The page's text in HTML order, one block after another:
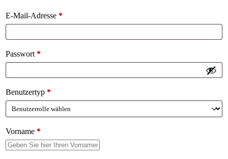
E-Mail-Adresse *
Passwort *
Benutzertyp *
Vorname *